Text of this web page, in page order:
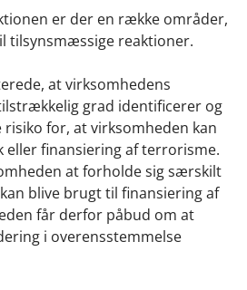
er der en række områder,
tilsynsmæssige reaktioner.
at virksomhedens
grad identificerer og
for, at virksomheden kan
eller finansiering af terrorisme.
at forholde sig særskilt
blive brugt til finansiering af
får derfor påbud om at
i overensstemmelse